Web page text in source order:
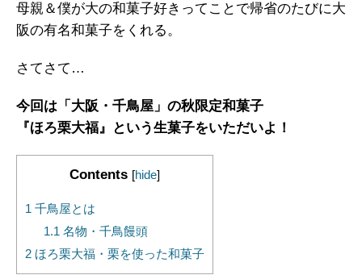
母親＆僕が大の和菓子好きってことで帰省のたびに大
阪の有名和菓子をくれる。
さてさて…
今回は「大阪・千鳥屋」の秋限定和菓子
『ほろ栗大福』という生菓子をいただいよ！
Contents [hide]
1 千鳥屋とは
1.1 名物・千鳥饅頭
2 ほろ栗大福・栗を使った和菓子